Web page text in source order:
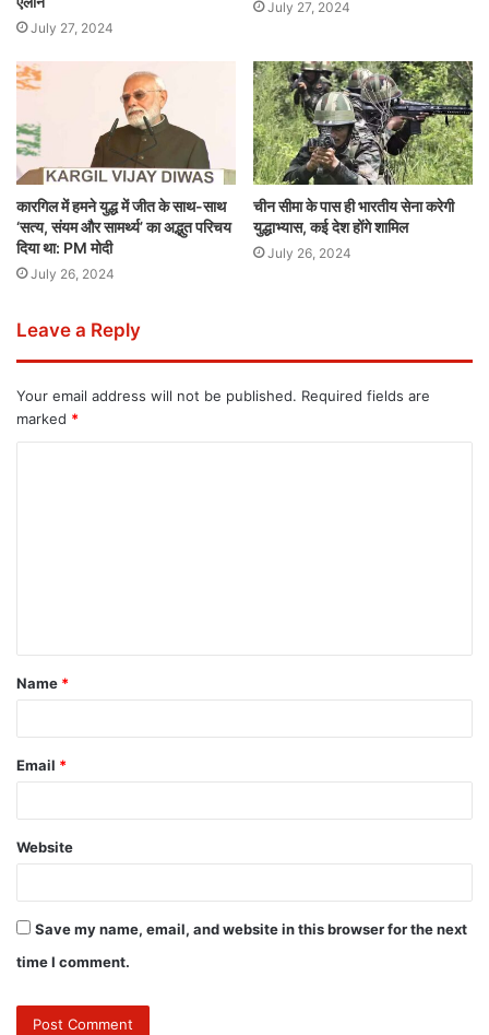
July 27, 2024
July 27, 2024
कारगिल में हमने युद्ध में जीत के साथ-साथ
‘सत्य, संयम और सामर्थ्य’ का अद्भुत परिचय
दिया था: PM मोदी
July 26, 2024
चीन सीमा के पास ही भारतीय सेना करेगी
युद्धाभ्यास, कई देश होंगे शामिल
July 26, 2024
Leave a Reply
Your email address will not be published. Required fields are
marked *
Name *
Email *
Website
Save my name, email, and website in this browser for the next
time I comment.